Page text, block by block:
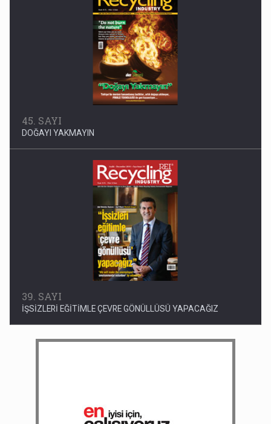
45. SAYI
DOĞAYI YAKMAYIN
39. SAYI
İŞSİZLERİ EĞİTİMLE ÇEVRE GÖNÜLLÜSÜ YAPACAĞIZ